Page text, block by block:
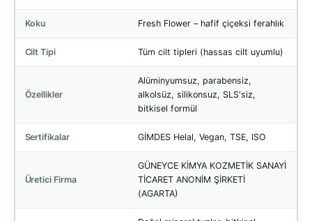
Koku Fresh Flower – hafif çiçeksi ferahlık
Cilt Tipi Tüm cilt tipleri (hassas cilt uyumlu)
Özellikler
Alüminyumsuz, parabensiz,
alkolsüz, silikonsuz, SLS'siz,
bitkisel formül
Sertifikalar GİMDES Helal, Vegan, TSE, ISO
Üretici Firma
GÜNEYCE KİMYA KOZMETİK SANAYİ
TİCARET ANONİM ŞİRKETİ
(AGARTA)